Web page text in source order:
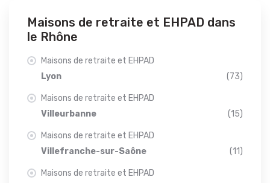
Maisons de retraite et EHPAD dans
le Rhône
Maisons de retraite et EHPAD
Lyon
(73)
Maisons de retraite et EHPAD
Villeurbanne
(15)
Maisons de retraite et EHPAD
Villefranche-sur-Saône
(11)
Maisons de retraite et EHPAD